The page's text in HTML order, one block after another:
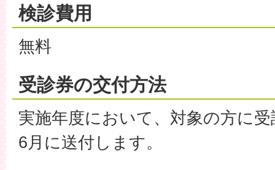
検診費用
無料
受診券の交付方法
実施年度において、対象の方に
6月に送付します。